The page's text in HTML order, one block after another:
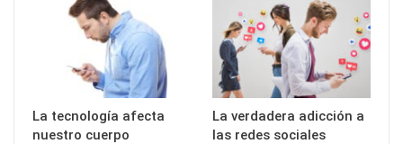
La tecnología afecta
nuestro cuerpo
La verdadera adicción a
las redes sociales